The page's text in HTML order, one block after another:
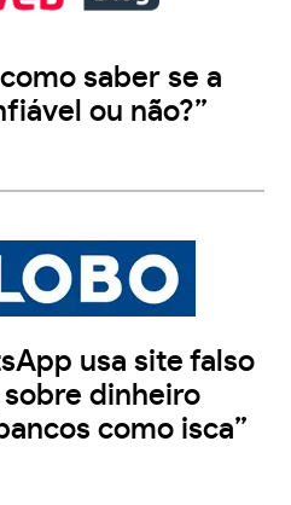
saber se a
ou não?”
usa site falso
dinheiro
como isca”